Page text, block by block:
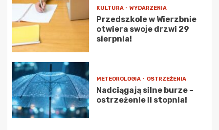
KULTURA WYDARZENIA
Przedszkole w Wierzbnie
otwiera swoje drzwi 29
sierpnia!
METEOROLOGIA OSTRZEŻENIA
Nadciągają silne burze –
ostrzeżenie II stopnia!